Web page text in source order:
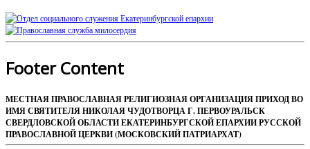
Footer Content
МЕСТНАЯ ПРАВОСЛАВНАЯ РЕЛИГИОЗНАЯ ОРГАНИЗАЦИЯ ПРИХОД ВО
ИМЯ СВЯТИТЕЛЯ НИКОЛАЯ ЧУДОТВОРЦА Г. ПЕРВОУРАЛЬСК
СВЕРДЛОВСКОЙ ОБЛАСТИ ЕКАТЕРИНБУРГСКОЙ ЕПАРХИИ РУССКОЙ
ПРАВОСЛАВНОЙ ЦЕРКВИ (МОСКОВСКИЙ ПАТРИАРХАТ)